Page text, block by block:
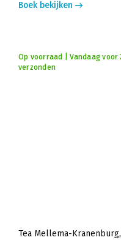
Boek bekijken
Op voorraad | Vandaag
verzonden
Tea Mellema-Kranenburg